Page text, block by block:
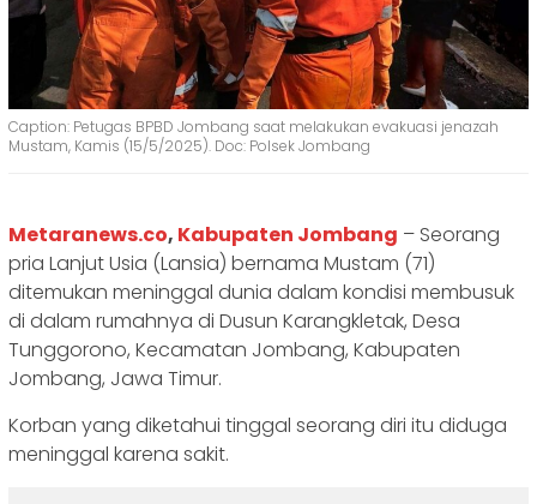
Caption: Petugas BPBD Jombang saat melakukan evakuasi jenazah
Mustam, Kamis (15/5/2025). Doc: Polsek Jombang
Metaranews.co, Kabupaten Jombang – Seorang
pria Lanjut Usia (Lansia) bernama Mustam (71)
ditemukan meninggal dunia dalam kondisi membusuk
di dalam rumahnya di Dusun Karangkletak, Desa
Tunggorono, Kecamatan Jombang, Kabupaten
Jombang, Jawa Timur.
Korban yang diketahui tinggal seorang diri itu diduga
meninggal karena sakit.